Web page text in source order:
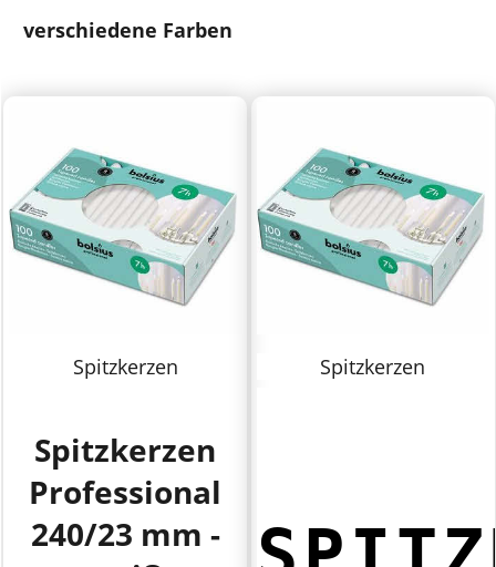
verschiedene Farben
Spitzkerzen
Spitzkerzen
Professional
240/23 mm -
Spitzkerzen